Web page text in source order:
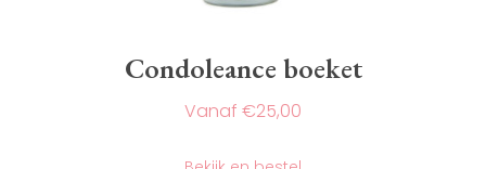
Condoleance boeket
€25,00